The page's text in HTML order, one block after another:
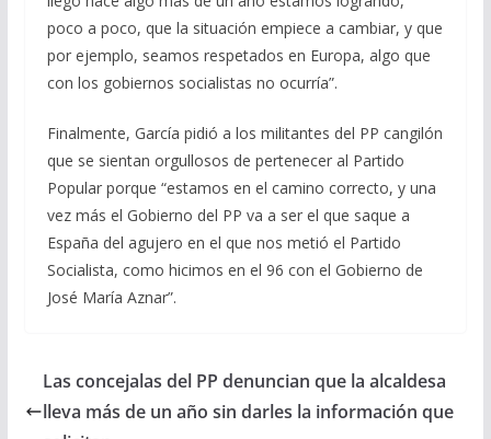
poco a poco, que la situación empiece a cambiar, y que
por ejemplo, seamos respetados en Europa, algo que
con los gobiernos socialistas no ocurría”.
Finalmente, García pidió a los militantes del PP cangilón
que se sientan orgullosos de pertenecer al Partido
Popular porque “estamos en el camino correcto, y una
vez más el Gobierno del PP va a ser el que saque a
España del agujero en el que nos metió el Partido
Socialista, como hicimos en el 96 con el Gobierno de
José María Aznar”.
Las concejalas del PP denuncian que la alcaldesa
lleva más de un año sin darles la información que